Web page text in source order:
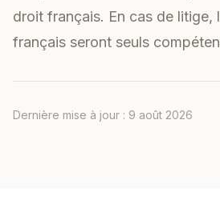
droit français. En cas de litige,
français seront seuls
Dernière mise à jour : 9 août 2026